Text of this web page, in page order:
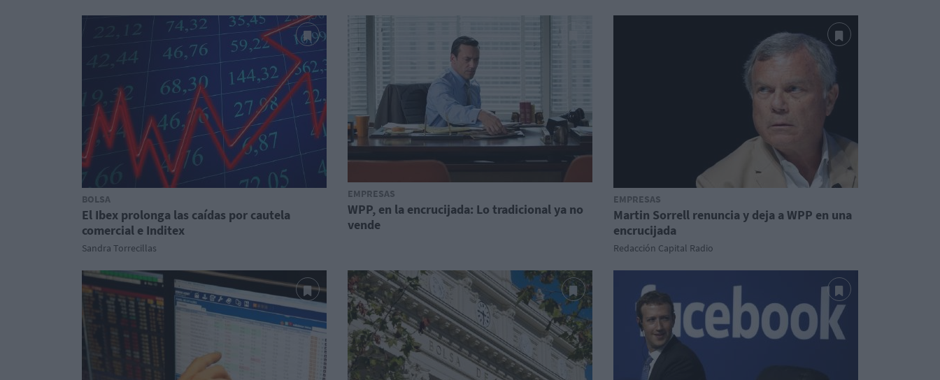
BOLSA
El Ibex prolonga las caídas por cautela
comercial e Inditex
Sandra Torrecillas
EMPRESAS
WPP, en la encrucijada: Lo tradicional ya no
vende
EMPRESAS
Martin Sorrell renuncia y deja a WPP en una
encrucijada
Redacción Capital Radio